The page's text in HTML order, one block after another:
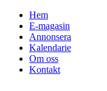
Hoppa
innehåll
Hem
E-magasin
Annonsera
Kalendarie
Om oss
Kontakt